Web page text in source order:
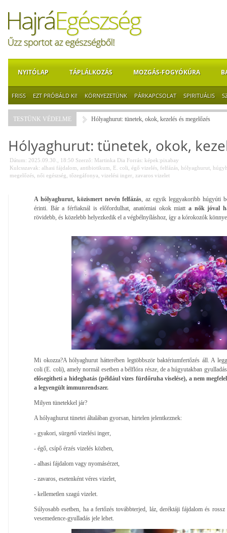
NYITÓLAP TÁPLÁLKOZÁS MOZGÁS-FOGYÓKÚRA
FRISS EZT PRÓBÁLD KI! KÖRNYEZETÜNK PÁRKAPCSOLAT SPIRITUÁLIS
TESTÜNK VÉDELME Hólyaghurut: tünetek, okok, kezelés és megelőzés
Hólyaghurut: tünetek, okok,
Dátum: 2025.09.30., 18:50 Szerző: Martinka Dia Forrás: képek:pixabay
Kulcsszavak: alhasi fájdalom antibiotikum E. coli égő vizelés felfázás hólyaghurut
megelőzés női egészség tőzegáfonya vizelési inger zavaros vizelet
A hólyaghurut, közismert nevén felfázás , az egyik leggyakoribb húgyúti
érinti. Bár a férfiaknál is előfordulhat, anatómiai okok miatt a nők jóval
rövidebb, és közelebb helyezkedik el a végbélnyíláshoz, így a kórokozók
Mi okozza?A hólyaghurut hátterében legtöbbször baktériumfertőzés áll. A
coli (E. coli), amely normál esetben a bélflóra része, de a húgyutakban
elősegítheti a hideghatás (például vizes fürdőruha viselése), a nem
a legyengült immunrendszer.
Milyen tünetekkel jár?
A hólyaghurut tünetei általában gyorsan, hirtelen jelentkeznek:
- gyakori, sürgető vizelési inger,
- égő, csípő érzés vizelés közben,
- alhasi fájdalom vagy nyomásérzet,
- zavaros, esetenként véres vizelet,
- kellemetlen szagú vizelet.
Súlyosabb esetben, ha a fertőzés továbbterjed, láz, deréktáji fájdalom és
vesemedence-gyulladás jele lehet.